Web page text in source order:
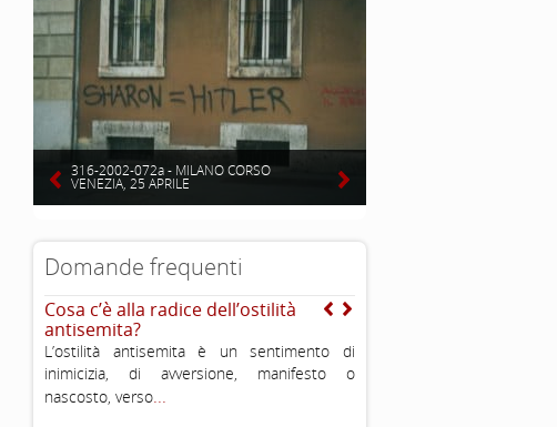
316-2002-072a - MILANO CORSO
VENEZIA, 25 APRILE
Domande frequenti
Cosa c’è alla radice dell’ostilità
antisemita?
L’ostilità antisemita è un sentimento di
inimicizia, di avversione, manifesto o
nascosto, verso...